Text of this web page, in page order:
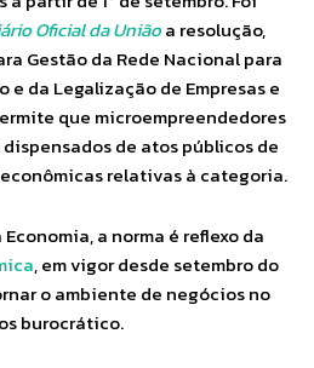
Oficial da Uniãoa resolução,
Gestão da Rede Nacional para
e da Legalização de Empresas e
que microempreendedores
de atos públicos de
relativas à categoria.
a norma é reflexo da
, em vigor desde setembro do
o ambiente de negócios no
burocrático.